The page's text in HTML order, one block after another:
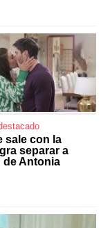
sale con la
separar a
de Antonia